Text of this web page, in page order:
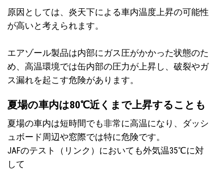
原因としては、炎天下による車内温度上昇の可能性
が高いと考えられます。
エアゾール製品は内部にガス圧がかかった状態のた
め、高温環境では缶内部の圧力が上昇し、破裂やガ
ス漏れを起こす危険があります。
夏場の車内は80℃近くまで上昇することも
夏場の車内は短時間でも非常に高温になり、ダッシ
ュボード周辺や窓際では特に危険です。
JAFのテスト（リンク） においても外気温35℃に対
して